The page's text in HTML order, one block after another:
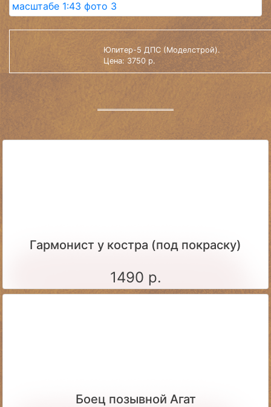
Юпитер-5 ДПС (Моделстрой).
Цена: 3750 р.
Гармонист у костра (под покраску)
1490 р.
Боец позывной Агат